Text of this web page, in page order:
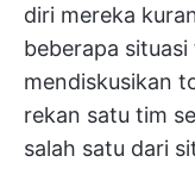
diri mereka
beberapa
mendiskusikan
rekan satu tim
salah satu dari